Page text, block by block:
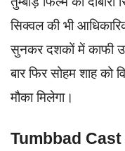
सिक्वल की भी
सुनकर दशकों में काफी
बार फिर सोहम शाह को
मौका मिलेगा।
Tumbbad